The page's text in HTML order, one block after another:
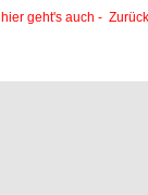
hier geht's auch - Zurück